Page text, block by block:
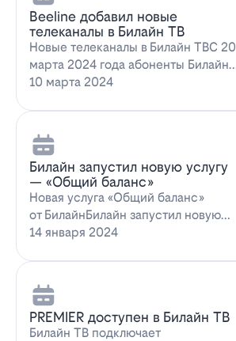
Beeline добавил новые
телеканалы в Билайн ТВ
Новые телеканалы в Билайн ТВС 20
марта 2024 года абоненты Билайн
ТВ получат возможность
10 марта 2024
Билайн запустил новую услугу
— «Общий баланс»
Новая услуга «Общий баланс»
от БилайнБилайн запустил новую
услугу – "Общий баланс"…
14 января 2024
PREMIER доступен в Билайн ТВ
Билайн ТВ подключает